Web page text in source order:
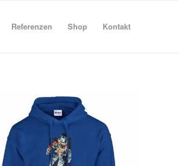
Referenzen Shop Kontakt